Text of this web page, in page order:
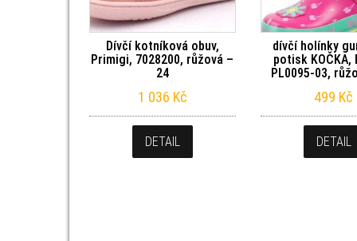
Dívčí kotníková obuv,
Primigi, 7028200, růžová –
24
1 036 Kč
DETAIL
dívčí holínky
potisk KOČKA,
PL0095-03,
499 Kč
DETAIL